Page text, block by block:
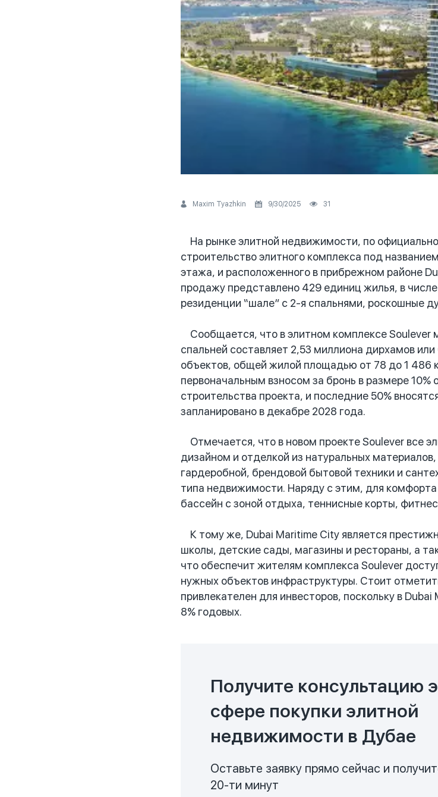
Maxim Tyazhkin 9/30/2025 31
На рынке элитной недвижимости, по
строительство элитного комплекса под
этажа, и расположенного в прибрежном районе
продажу представлено 429 единиц жилья, в
резиденции “шале” с 2-я спальнями, роскошные
Сообщается, что в элитном комплексе Soulever
спальней составляет 2,53 миллиона дирхамов
объектов, общей жилой площадью от 78 до 1 486
первоначальным взносом за бронь в размере
строительства проекта, и последние 50%
запланировано в декабре 2028 года.
Отмечается, что в новом проекте Soulever все
дизайном и отделкой из натуральных
гардеробной, брендовой бытовой техники и
типа недвижимости. Наряду с этим, для
бассейн с зоной отдыха, теннисные корты,
К тому же, Dubai Maritime City является
школы, детские сады, магазины и рестораны, а
что обеспечит жителям комплекса Soulever
нужных объектов инфраструктуры. Стоит
привлекателен для инвесторов, поскольку в
8% годовых.
Получите консультацию
сфере покупки элитной
недвижимости в Дубае
Оставьте заявку прямо сейчас и
20-ти минут